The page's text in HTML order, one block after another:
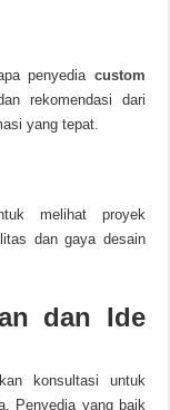
penyedia custom
rekomendasi dari
yang tepat.
melihat proyek
dan gaya desain
dan Ide
konsultasi untuk
Penyedia yang baik